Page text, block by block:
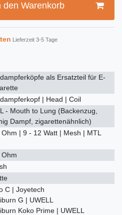
den Warenkorb
Lieferzeit 3-5 Tage
als Ersatzteil für E-
| Head | Coil
- Mouth to Lung (Backenzug,
Dampf, zigarettenähnlich)
Ohm | 9 - 12 Watt | Mesh | MTL
Ohm
C | Joyetech
G | UWELL
Koko Prime | UWELL